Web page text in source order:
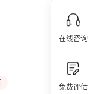
在线咨询
免费评估